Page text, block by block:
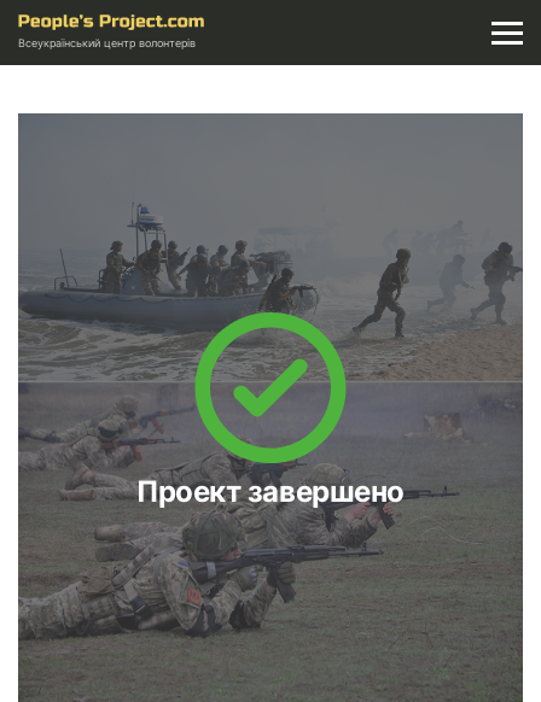
Всеукраїнський центр волонтерів
Проект завершено